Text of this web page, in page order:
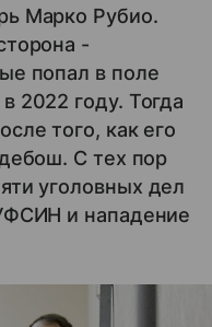
Марко Рубио.
-
попал в поле
2022 году. Тогда
того, как его
С тех пор
уголовных дел
и нападение